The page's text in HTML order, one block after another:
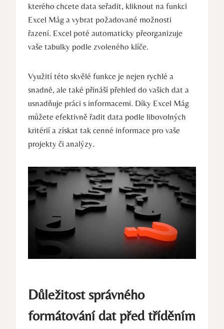
kterého chcete data seřadit, kliknout na funkci
Excel Mág a vybrat požadované možnosti
řazení. Excel poté automaticky přeorganizuje
vaše tabulky podle zvoleného klíče.
Využití této skvělé funkce je nejen rychlé a
snadné, ale také přináší přehled do vašich dat a
usnadňuje práci s informacemi. Díky Excel Mág
můžete efektivně řadit data podle libovolných
kritérií a získat tak cenné informace pro vaše
projekty či analýzy.
Důležitost správného
formátování dat před tříděním